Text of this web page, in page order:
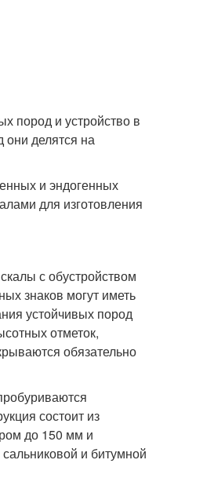
пород и устройство в
они делятся на
и эндогенных
для изготовления
с обустройством
знаков могут иметь
устойчивых пород
отметок,
обязательно
состоит из
до 150 мм и
и битумной